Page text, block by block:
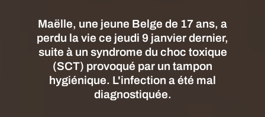
Maëlle, une jeune Belge de 17 ans, a
perdu la vie ce jeudi 9 janvier dernier,
suite à un syndrome du choc toxique
(SCT) provoqué par un tampon
hygiénique. L'infection a été mal
diagnostiquée.